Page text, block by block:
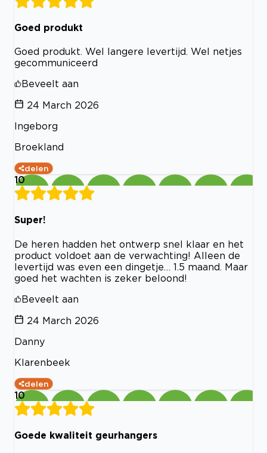
Goed produkt
Goed produkt. Wel langere levertijd. Wel netjes
gecommuniceerd
Beveelt aan
24 March 2026
Ingeborg
Broekland
delen
10
Super!
De heren hadden het ontwerp snel klaar en het
product voldoet aan de verwachting! Alleen de
levertijd was even een dingetje… 1.5 maand. Maar
goed het wachten is zeker beloond!
Beveelt aan
24 March 2026
Danny
Klarenbeek
delen
10
Goede kwaliteit geurhangers